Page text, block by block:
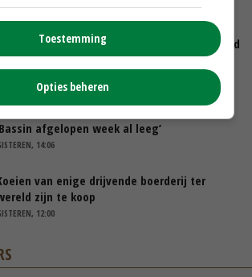
12:00
Limburgse mais van Frijns doet het verrassend
Droogte veroorzaakt steeds meer problemen:
afgelopen week al leeg’
14:06
van enige drijvende boerderij ter
zijn te koop
12:00
Toestemming
Opties beheren